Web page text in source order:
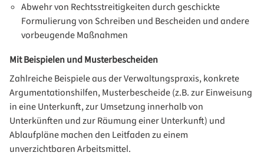
Abwehr von Rechtsstreitigkeiten durch geschickte
Formulierung von Schreiben und Bescheiden und andere
vorbeugende Maßnahmen
Mit Beispielen und Musterbescheiden
Zahlreiche Beispiele aus der Verwaltungspraxis, konkrete
Argumentationshilfen, Musterbescheide (z.B. zur Einweisung
in eine Unterkunft, zur Umsetzung innerhalb von
Unterkünften und zur Räumung einer Unterkunft) und
Ablaufpläne machen den Leitfaden zu einem
unverzichtbaren Arbeitsmittel.